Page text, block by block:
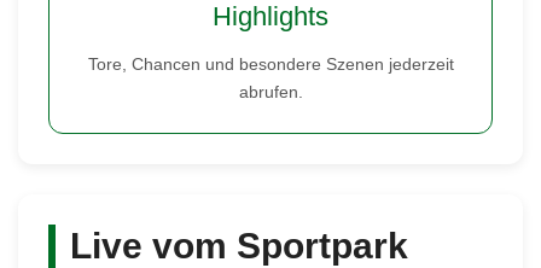
Highlights
Tore, Chancen und besondere Szenen jederzeit
abrufen.
Live vom Sportpark